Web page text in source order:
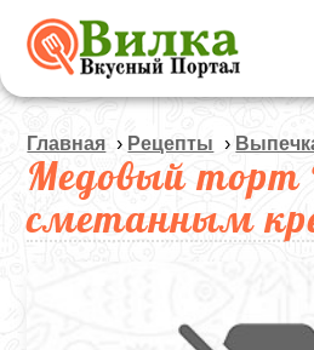
Главная › Рецепты ›
Медовый торт
сметанным